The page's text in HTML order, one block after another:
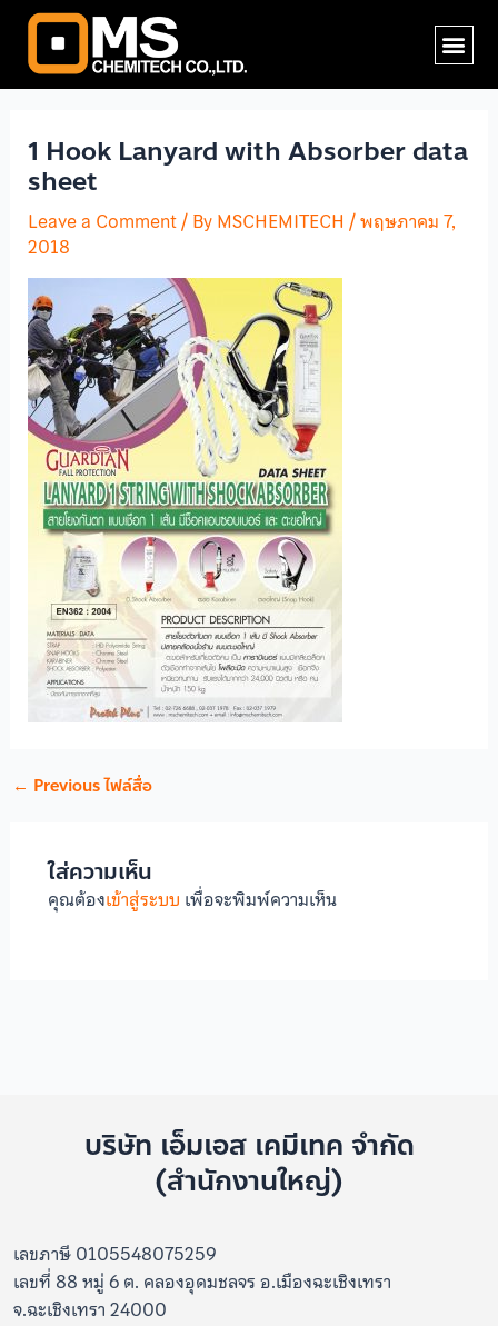
Skip
content
1 Hook Lanyard with Absorber data
sheet
Leave a Comment/ ByMSCHEMITECH /พฤษภาคม 7,
2018
Post
navigation
← Previous ไฟล์สื่อ
ใส่ความเห็น
คุณต้องเข้าสู่ระบบ เพื่อจะพิมพ์ความเห็น
บริษัท เอ็มเอส เคมีเทค จำกัด
(สำนักงานใหญ่)
เลขภาษี 0105548075259
เลขที่ 88 หมู่ 6 ต. คลองอุดมชลจร อ.เมืองฉะเชิงเทรา
จ.ฉะเชิงเทรา 24000